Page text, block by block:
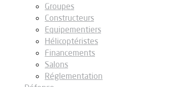
Groupes
Constructeurs
Equipementiers
Hélicoptéristes
Financements
Salons
Réglementation